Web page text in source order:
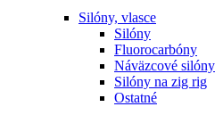
Silóny, vlasce
Silóny
Fluorocarbóny
Náväzcové silóny
Silóny na zig rig
Ostatné